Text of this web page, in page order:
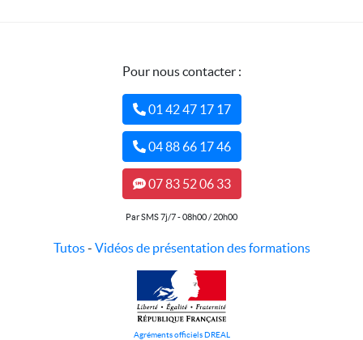
Pour nous contacter :
01 42 47 17 17
04 88 66 17 46
07 83 52 06 33
Par SMS 7j/7 - 08h00 / 20h00
Tutos- Vidéos de présentation des formations
Agréments officiels DREAL